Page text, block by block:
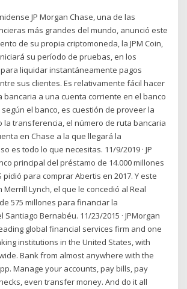
JP Morgan Chase, una de las
más grandes del mundo, anunció este
de su propia criptomoneda, la JPM Coin,
su período de pruebas, en los
liquidar instantáneamente pagos
sus clientes. Es relativamente fácil hacer
a una cuenta corriente en el banco
según el banco, es cuestión de proveer la
transferencia, el número de ruta bancaria
en Chase a la que llegará la
es todo lo que necesitas. 11/9/2019 · JP
principal del préstamo de 14.000 millones
pidió para comprar Abertis en 2017. Y este
Lynch, el que le concedió al Real
575 millones para financiar la
Bernabéu. 11/23/2015 · JPMorgan
global financial services firm and one
institutions in the United States, with
Bank from almost anywhere with the
Manage your accounts, pay bills, pay
even transfer money. And do it all